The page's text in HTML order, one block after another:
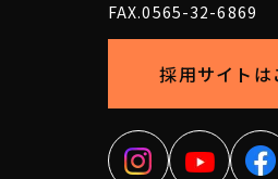
FAX.0565-32-6869
採用サイトは